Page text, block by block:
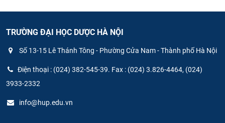
TRƯỜNG ĐẠI HỌC DƯỢC HÀ NỘI
Số 13-15 Lê Thánh Tông - Phường Cửa Nam - Thành phố Hà Nội
Điện thoại : (024) 382-545-39. Fax : (024) 3.826-4464, (024)
3933-2332
info@hup.edu.vn